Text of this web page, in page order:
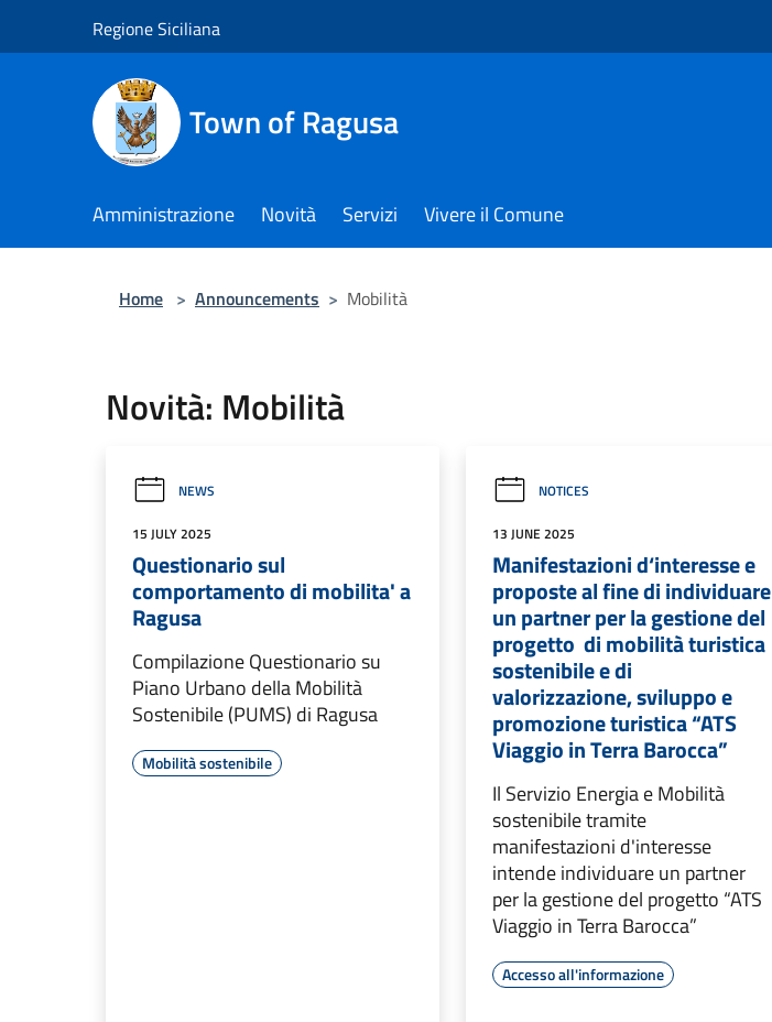
Regione Siciliana
Town of Ragusa
Amministrazione Novità Servizi Vivere il Comune
Home > Announcements > Mobilità
Novità: Mobilità
NEWS
15 JULY 2025
Questionario sul
comportamento di mobilita' a
Ragusa
Compilazione Questionario su
Piano Urbano della Mobilità
Sostenibile (PUMS) di Ragusa
Mobilità sostenibile
NOTICES
13 JUNE 2025
Manifestazioni d‘interesse e
proposte al fine di individuare
un partner per la gestione del
progetto di mobilità turistica
sostenibile e di
valorizzazione, sviluppo e
promozione turistica “ATS
Viaggio in Terra Barocca”
Il Servizio Energia e Mobilità
sostenibile tramite
manifestazioni d'interesse
intende individuare un partner
per la gestione del progetto “ATS
Viaggio in Terra Barocca”
Accesso all'informazione